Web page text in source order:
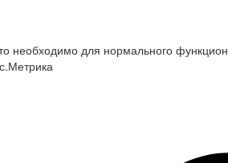
необходимо для нормального